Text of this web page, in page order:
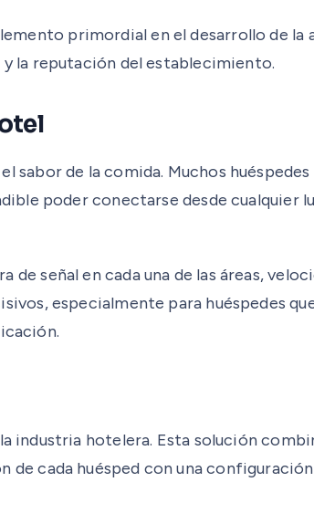
primordial en el desarrollo de la
la reputación del establecimiento.
sabor de la comida. Muchos
poder conectarse desde cualquier
señal en cada una de las áreas,
especialmente para huéspedes
industria hotelera. Esta solución
cada huésped con una